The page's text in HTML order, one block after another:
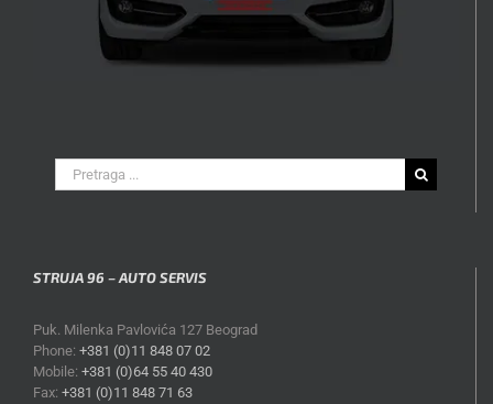
Search
for:
STRUJA 96 – AUTO SERVIS
Puk. Milenka Pavlovića 127 Beograd
Phone: +381 (0)11 848 07 02
Mobile: +381 (0)64 55 40 430
Fax: +381 (0)11 848 71 63